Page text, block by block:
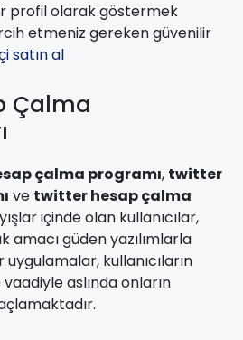
profil olarak göstermek
etmeniz gereken güvenilir
satın al
Çalma
çalma programı, twitter
ve twitter hesap çalma
içinde olan kullanıcılar,
amacı güden yazılımlarla
kullanıcıların
aslında onların